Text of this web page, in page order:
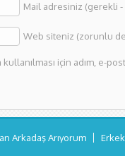
Mail adresiniz (gerekli -
Web siteniz (zorunlu
için adım, e-
Arkadaş Arıyorum